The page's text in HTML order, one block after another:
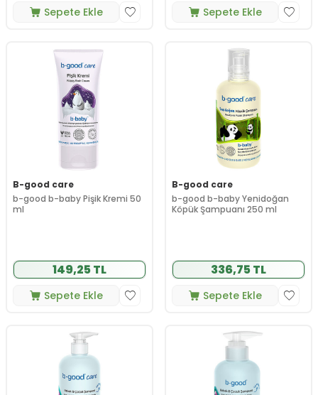
Sepete Ekle Sepete Ekle
B-good care
b-good b-baby Pişik Kremi 50
ml
149,25 TL
Sepete Ekle
B-good care
b-good b-baby Yenidoğan
Köpük Şampuanı 250 ml
336,75 TL
Sepete Ekle